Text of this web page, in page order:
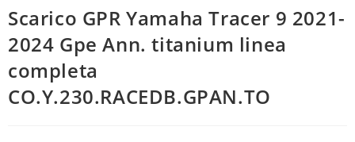
Scarico GPR Yamaha Tracer 9 2021-
2024 Gpe Ann. titanium linea
completa
CO.Y.230.RACEDB.GPAN.TO